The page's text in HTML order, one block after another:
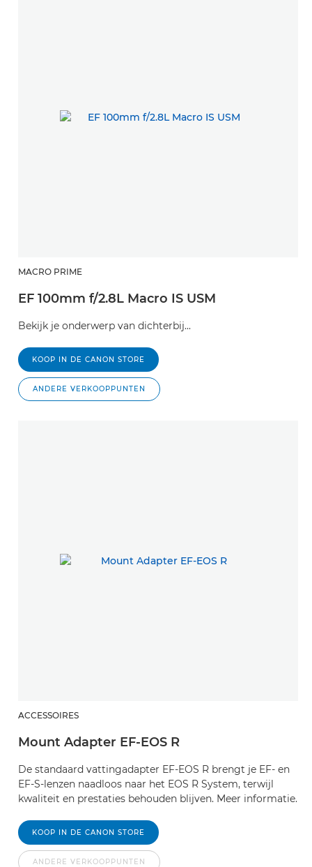
MACRO PRIME
EF 100mm f/2.8L Macro IS USM
Bekijk je onderwerp van dichterbij...
KOOP IN DE CANON STORE
ANDERE VERKOOPPUNTEN
ACCESSOIRES
Mount Adapter EF-EOS R
De standaard vattingadapter EF-EOS R brengt je EF- en
EF-S-lenzen naadloos naar het EOS R System, terwijl
kwaliteit en prestaties behouden blijven. Meer informatie.
KOOP IN DE CANON STORE
ANDERE VERKOOPPUNTEN